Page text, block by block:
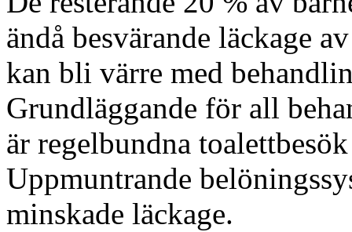
ändå besvärande läckage
kan bli värre med
Grundläggande för all
är regelbundna
Uppmuntrande
minskade läckage.